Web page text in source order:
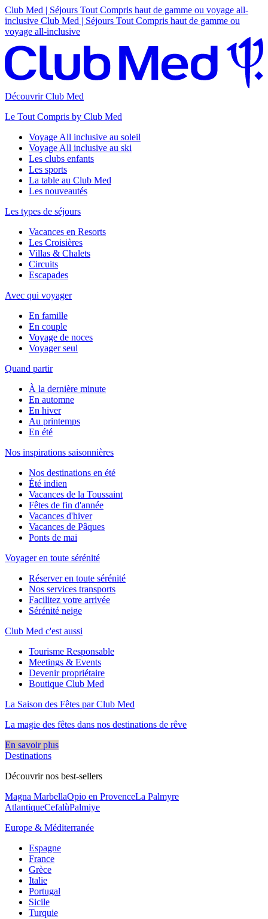
Club Med | Séjours Tout Compris haut de gamme ou voyage all-
inclusive Club Med | Séjours Tout Compris haut de gamme ou
voyage all-inclusive
Découvrir Club Med
Le Tout Compris by Club Med
Voyage All inclusive au soleil
Voyage All inclusive au ski
Les clubs enfants
Les sports
La table au Club Med
Les nouveautés
Les types de séjours
Vacances en Resorts
Les Croisières
Villas & Chalets
Circuits
Escapades
Avec qui voyager
En famille
En couple
Voyage de noces
Voyager seul
Quand partir
À la dernière minute
En automne
En hiver
Au printemps
En été
Nos inspirations saisonnières
Nos destinations en été
Été indien
Vacances de la Toussaint
Fêtes de fin d'année
Vacances d'hiver
Vacances de Pâques
Ponts de mai
Voyager en toute sérénité
Réserver en toute sérénité
Nos services transports
Facilitez votre arrivée
Sérénité neige
Club Med c'est aussi
Tourisme Responsable
Meetings & Events
Devenir propriétaire
Boutique Club Med
La Saison des Fêtes par Club Med
La magie des fêtes dans nos destinations de rêve​
En savoir plus
Destinations
Découvrir nos best-sellers
Magna MarbellaOpio en ProvenceLa Palmyre
AtlantiqueCefalùPalmiye
Europe & Méditerranée
Espagne
France
Grèce
Italie
Portugal
Sicile
Turquie